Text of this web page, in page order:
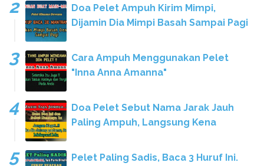
Doa Pelet Ampuh Kirim Mimpi,
Dijamin Dia Mimpi Basah Sampai Pagi
Cara Ampuh Menggunakan Pelet
"Inna Anna Amanna"
Doa Pelet Sebut Nama Jarak Jauh
Paling Ampuh, Langsung Kena
Pelet Paling Sadis, Baca 3 Huruf Ini.